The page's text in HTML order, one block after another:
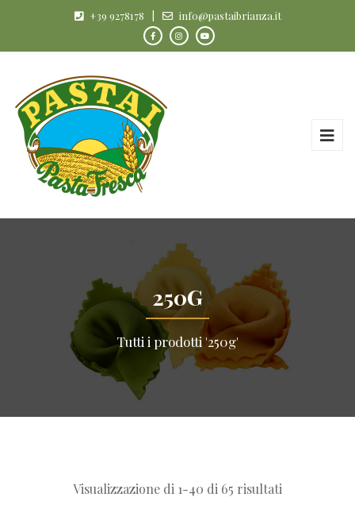
+39 9278178 info@pastaibrianza.it
250G
Tutti i prodotti '250g'
Visualizzazione di 1-40 di 65 risultati